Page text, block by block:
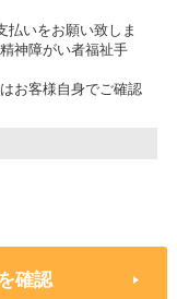
払いをお願い致しま
神障がい者福祉手
お客様自身でご確認
確認